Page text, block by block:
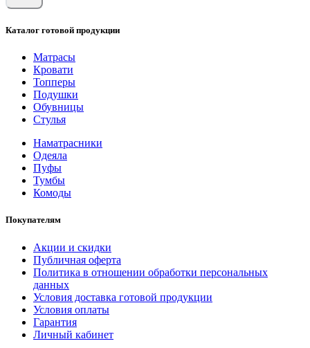
Каталог готовой продукции
Матрасы
Кровати
Топперы
Подушки
Обувницы
Стулья
Наматрасники
Одеяла
Пуфы
Тумбы
Комоды
Покупателям
Акции и скидки
Публичная оферта
Политика в отношении обработки персональных
данных
Условия доставка готовой продукции
Условия оплаты
Гарантия
Личный кабинет